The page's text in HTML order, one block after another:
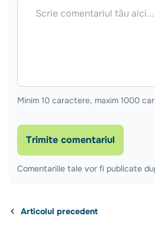
Minim 10 caractere, maxim 1000
Trimite comentariul
Comentariile tale vor fi publicate
Articolul precedent